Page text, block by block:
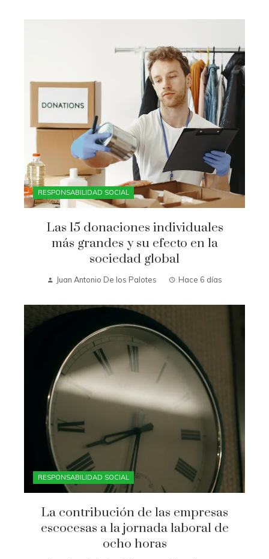
RESPONSABILIDAD SOCIAL
Las 15 donaciones individuales
más grandes y su efecto en la
sociedad global
Juan Antonio De los Palotes Hace 6 días
RESPONSABILIDAD SOCIAL
La contribución de las empresas
escocesas a la jornada laboral de
ocho horas